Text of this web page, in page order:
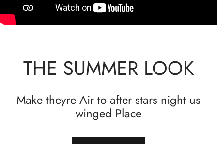
THE SUMMER LOOK
Make theyre Air to after stars night us
winged Place